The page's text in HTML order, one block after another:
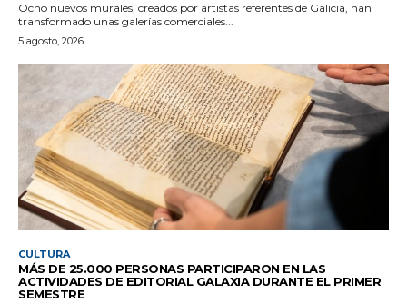
Ocho nuevos murales, creados por artistas referentes de Galicia, han
transformado unas galerías comerciales...
5 agosto, 2026
CULTURA
MÁS DE 25.000 PERSONAS PARTICIPARON EN LAS
ACTIVIDADES DE EDITORIAL GALAXIA DURANTE EL PRIMER
SEMESTRE